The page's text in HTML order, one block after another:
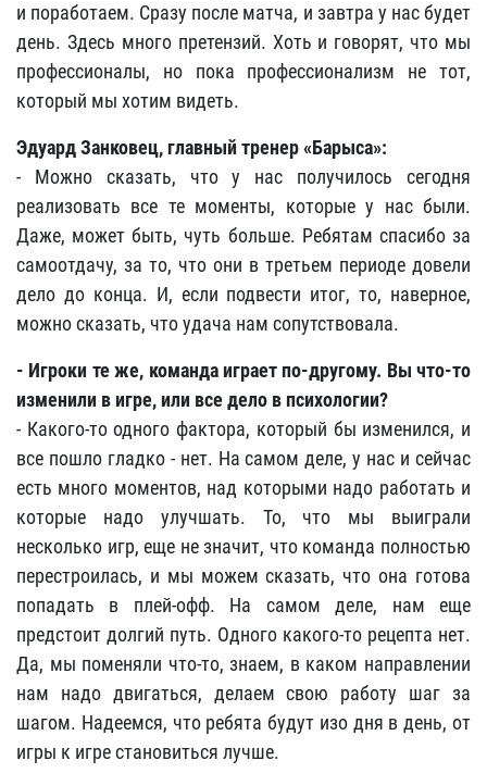
и поработаем. Сразу после матча, и завтра у нас будет
день. Здесь много претензий. Хоть и говорят, что мы
профессионалы, но пока профессионализм не тот,
который мы хотим видеть.
Эдуард Занковец, главный тренер «Барыса»:
- Можно сказать, что у нас получилось сегодня
реализовать все те моменты, которые у нас были.
Даже, может быть, чуть больше. Ребятам спасибо за
самоотдачу, за то, что они в третьем периоде довели
дело до конца. И, если подвести итог, то, наверное,
можно сказать, что удача нам сопутствовала.
- Игроки те же, команда играет по-другому. Вы что-то
изменили в игре, или все дело в психологии?
- Какого-то одного фактора, который бы изменился, и
все пошло гладко - нет. На самом деле, у нас и сейчас
есть много моментов, над которыми надо работать и
которые надо улучшать. То, что мы выиграли
несколько игр, еще не значит, что команда полностью
перестроилась, и мы можем сказать, что она готова
попадать в плей-офф. На самом деле, нам еще
предстоит долгий путь. Одного какого-то рецепта нет.
Да, мы поменяли что-то, знаем, в каком направлении
нам надо двигаться, делаем свою работу шаг за
шагом. Надеемся, что ребята будут изо дня в день, от
игры к игре становиться лучше.